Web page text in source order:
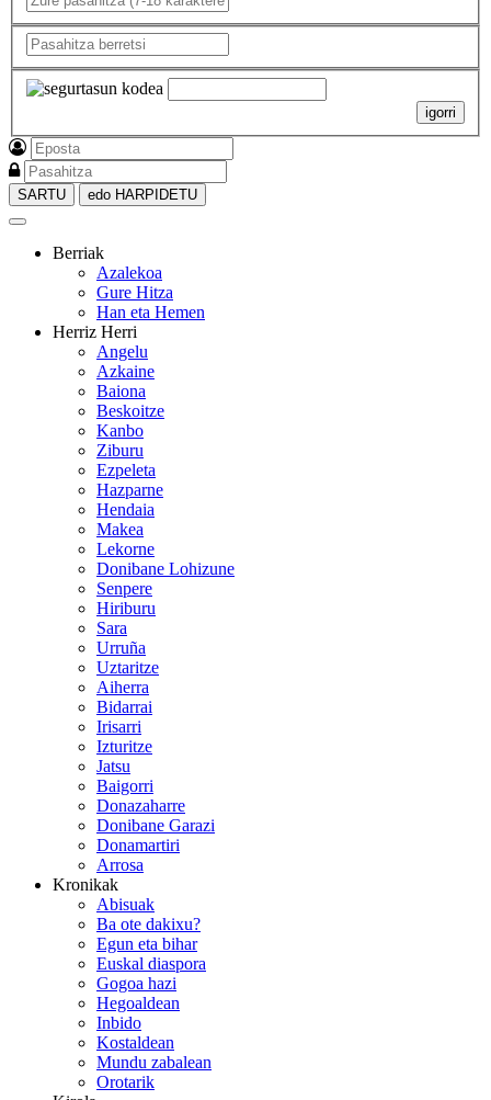
igorri
SARTU edo HARPIDETU
Berriak
Azalekoa
Gure Hitza
Han eta Hemen
Herriz Herri
Angelu
Azkaine
Baiona
Beskoitze
Kanbo
Ziburu
Ezpeleta
Hazparne
Hendaia
Makea
Lekorne
Donibane Lohizune
Senpere
Hiriburu
Sara
Urruña
Uztaritze
Aiherra
Bidarrai
Irisarri
Izturitze
Jatsu
Baigorri
Donazaharre
Donibane Garazi
Donamartiri
Arrosa
Kronikak
Abisuak
Ba ote dakixu?
Egun eta bihar
Euskal diaspora
Gogoa hazi
Hegoaldean
Inbido
Kostaldean
Mundu zabalean
Orotarik